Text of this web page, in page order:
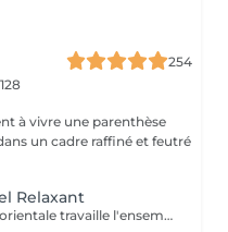
254
à vivre une parenthèse
Relaxant
Ce massage inspiré de la tradition orientale travaille l'ensemble du corps avec de l'huile d'argon chauffée et délicatement parfumée. Les mains expertes de la praticienne insistent sur les points de tensions pour éliminer toxines et douleurs musculaire, et vous procurer un état de bien-être.